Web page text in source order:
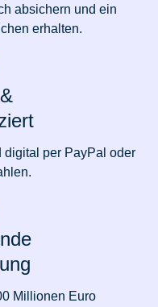
absichern und ein
erhalten.
per PayPal oder
Millionen Euro